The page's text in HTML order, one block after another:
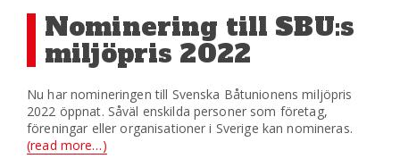
Nominering till SBU:s
miljöpris 2022
Nu har nomineringen till Svenska Båtunionens miljöpris
2022 öppnat. Såväl enskilda personer som företag,
föreningar eller organisationer i Sverige kan nomineras.
(read more…)